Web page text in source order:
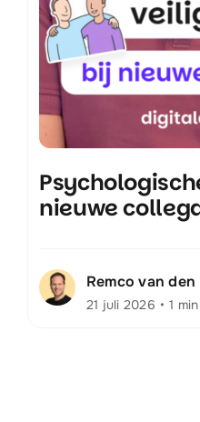
nieuwe
Remco van
21 juli 2026 • 1 min